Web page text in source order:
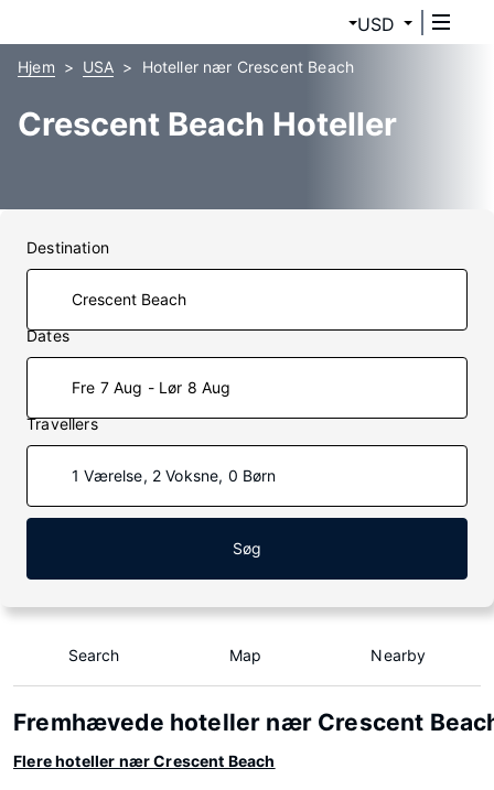
USD
Hjem USA Hoteller nær Crescent Beach
Crescent Beach Hoteller
Destination
Dates
Fre 7 Aug - Lør 8 Aug
Travellers
1 Værelse, 2 Voksne, 0 Børn
Søg
Search Map Nearby
Fremhævede hoteller nær Crescent
Flere hoteller nær Crescent Beach